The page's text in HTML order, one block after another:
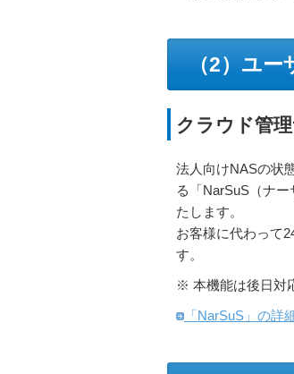
（2）ユ
クラウド管
法人向けNASの状
る「NarSuS（ナ
たします。
お客様に代わって
す。
※ 本機能は後日対
「NarSuS」の詳